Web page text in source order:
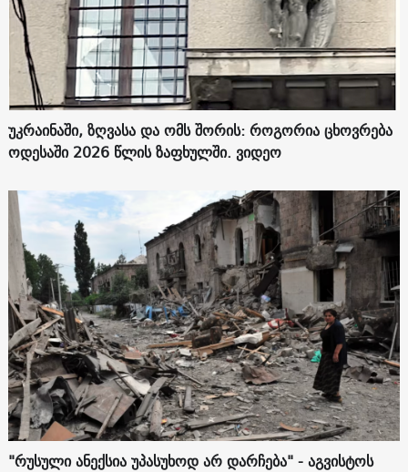
უკრაინაში, ზღვასა და ომს შორის: როგორია ცხოვრება
ოდესაში 2026 წლის ზაფხულში. ვიდეო
"რუსული ანექსია უპასუხოდ არ დარჩება" - აგვისტოს